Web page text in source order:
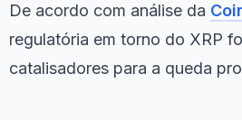
De acordo com análise da
regulatória em torno do XRP
catalisadores para a queda